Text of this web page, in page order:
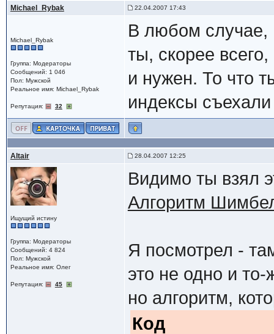
Michael_Rybak 22.04.2007 17:43
Michael_Rybak
Группа: Модераторы
Сообщений: 1 046
Пол: Мужской
Реальное имя: Michael_Rybak
Репутация: 32
В любом случае,
ты, скорее
и нужен. То что
индексы
Altair 28.04.2007 12:25
Ищущий истину
Группа: Модераторы
Сообщений: 4 824
Пол: Мужской
Реальное имя: Олег
Репутация: 45
Видимо ты взял
Алгоритм
Я посмотрел -
это не одно и
но алгоритм,
Код